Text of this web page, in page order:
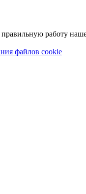
работу
файлов cookie